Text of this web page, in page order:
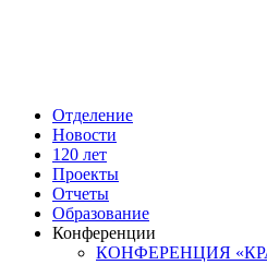
Отделение
Новости
120 лет
Проекты
Отчеты
Образование
Конференции
КОНФЕРЕНЦИЯ